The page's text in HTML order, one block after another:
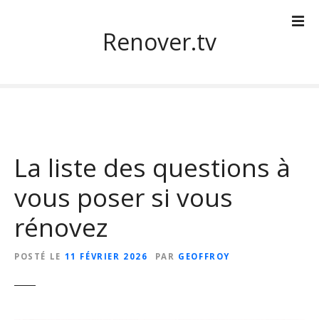
Renover.tv
La liste des questions à
vous poser si vous
rénovez
POSTÉ LE 11 FÉVRIER 2026 PAR GEOFFROY